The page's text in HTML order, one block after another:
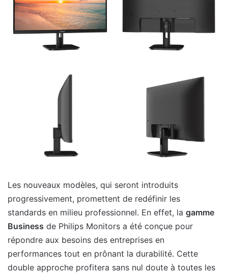
Les nouveaux modèles, qui seront introduits
progressivement, promettent de redéfinir les
standards en milieu professionnel. En effet, la gamme
Business de Philips Monitors a été conçue pour
répondre aux besoins des entreprises en
performances tout en prônant la durabilité. Cette
double approche profitera sans nul doute à toutes les